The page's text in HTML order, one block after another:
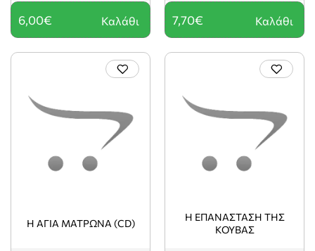
6,00€ Καλάθι 7,70€ Καλάθι
Η ΑΓΙΑ ΜΑΤΡΩΝΑ (CD)
Η ΕΠΑΝΑΣΤΑΣΗ ΤΗΣ
ΚΟΥΒΑΣ